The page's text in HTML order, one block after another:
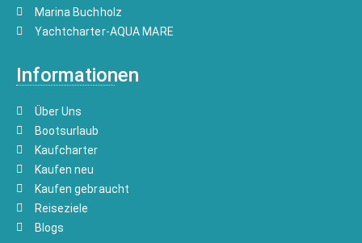
Marina Buchholz
Yachtcharter-AQUA MARE
Informationen
Über Uns
Bootsurlaub
Kaufcharter
Kaufen neu
Kaufen gebraucht
Reiseziele
Blogs